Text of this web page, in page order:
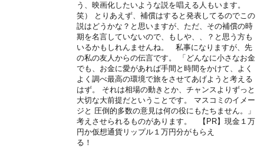
う、映画化したいような説を唱える人もいます。
笑） とりあえず、補償はすると発表してるのでこの
説はどうかな？と思いますが、ただ、その補償の時
期を名言していないので、もしや、、？と思う方も
いるかもしれんませんね。 私事になりますが、先
の私の友人からの伝言です。 「どんなに小さなお金
でも、お金に愛があれば手間と時間をかけて、よく
よく調べ最高の環境で旅をさせてあげようと考える
はず。 それは相場の動きとか、チャンスよりずっと
大切な大前提だということです。 マスコミのイメー
ジと 圧倒的多数の意見は何の役にもたちません。」
考えさせられるものがあります。 【PR】現金１万
円か仮想通貨リップル１万円分がもらえ
る！